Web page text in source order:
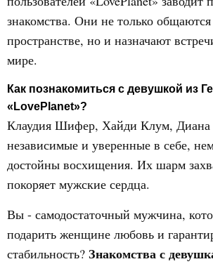
знакомства. Они не только
пространстве, но и назначают
мире.
Как познакомиться с девушкой из
«LovePlanet»?
Клаудия Шифер, Хайди Клум, Диана
независимые и уверенные в себе,
достойны восхищения. Их шарм
покоряет мужские сердца.
Вы - самодостаточный мужчина,
подарить женщине любовь и
стабильность? Знакомства с